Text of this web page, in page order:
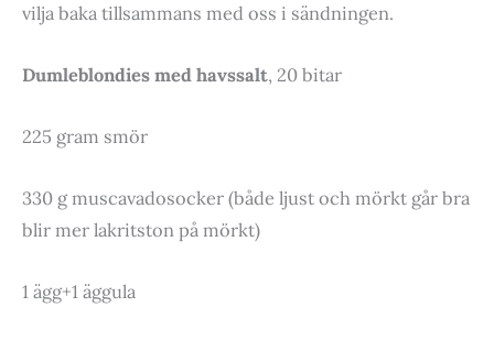
vilja baka tillsammans med oss i sändningen.
Dumleblondies med havssalt, 20 bitar
225 gram smör
330 g muscavadosocker (både ljust och mörkt går bra
blir mer lakritston på mörkt)
1 ägg+1 äggula